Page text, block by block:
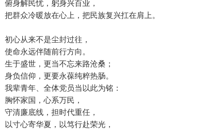
俯身解民忧，躬身兴百业，
把群众冷暖放在心上，把民族复兴扛在肩上。
初心从来不是尘封过往，
使命永远伴随前行方向。
生于盛世，更当不忘来路沧桑；
身负信仰，更要永葆纯粹热肠。
我辈青年、全体党员当以此为铭：
胸怀家国，心系万民，
守清廉底线，担时代重任，
以寸心寄华夏，以笃行赴荣光，